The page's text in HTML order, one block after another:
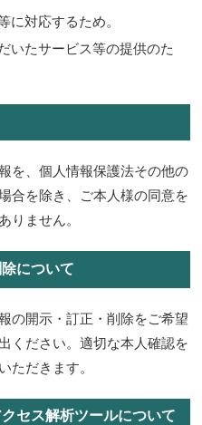
に対応するため。
いたサービス等の提供のた
を、個人情報保護法その他の
合を除き、ご本人様の同意を
りません。
について
の開示・訂正・削除をご希望
ください。適切な本人確認を
ただきます。
セス解析ツールについて